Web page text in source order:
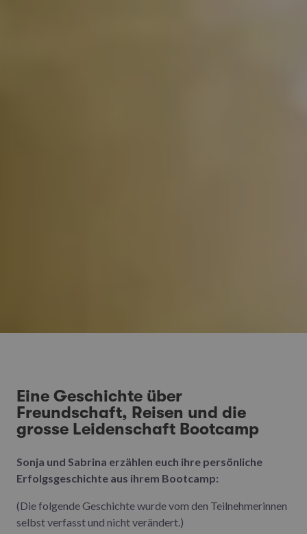
Eine Geschichte über
Freundschaft, Reisen und die
grosse Leidenschaft Bootcamp
Sonja und Sabrina erzählen euch ihre persönliche
Erfolgsgeschichte aus ihrem Bootcamp:
(Die folgende Geschichte wurde vom den Teilnehmerinnen
selbst verfasst und nicht verändert.)